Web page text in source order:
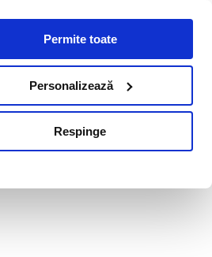
Permite toate
Personalizează
Respinge